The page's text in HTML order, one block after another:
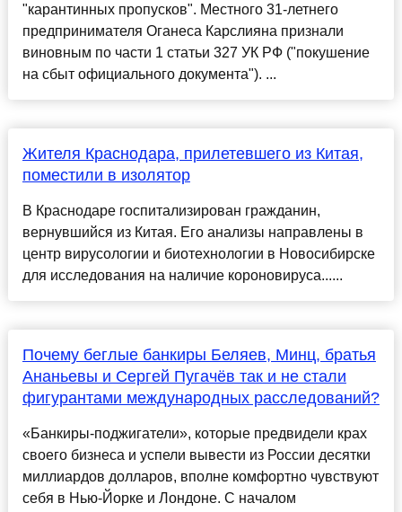
"карантинных пропусков". Местного 31-летнего
предпринимателя Оганеса Карслияна признали
виновным по части 1 статьи 327 УК РФ ("покушение
на сбыт официального документа"). ...
Жителя Краснодара, прилетевшего из Китая,
поместили в изолятор
В Краснодаре госпитализирован гражданин,
вернувшийся из Китая. Его анализы направлены в
центр вирусологии и биотехнологии в Новосибирске
для исследования на наличие короновируса......
Почему беглые банкиры Беляев, Минц, братья
Ананьевы и Сергей Пугачёв так и не стали
фигурантами международных расследований?
«Банкиры-поджигатели», которые предвидели крах
своего бизнеса и успели вывести из России десятки
миллиардов долларов, вполне комфортно чувствуют
себя в Нью-Йорке и Лондоне. С началом